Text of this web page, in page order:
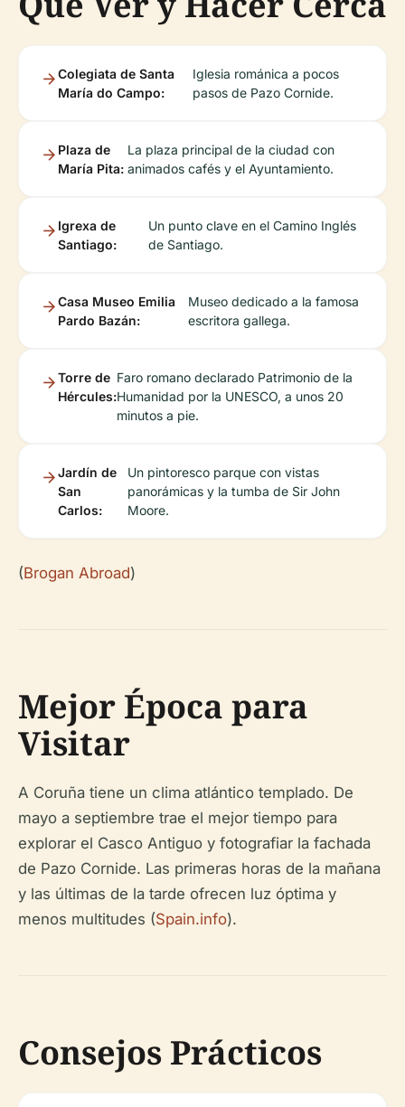
Colegiata de Santa
María do Campo:
Iglesia románica a pocos
pasos de Pazo Cornide.
Plaza de
María Pita:
La plaza principal de la ciudad con
animados cafés y el Ayuntamiento.
Igrexa de
Santiago:
Un punto clave en el Camino Inglés
de Santiago.
Casa Museo Emilia
Pardo Bazán:
Museo dedicado a la famosa
escritora gallega.
Torre de
Hércules:
Faro romano declarado Patrimonio de la
Humanidad por la UNESCO, a unos 20
minutos a pie.
Jardín de
San
Carlos:
Un pintoresco parque con vistas
panorámicas y la tumba de Sir John
Moore.
(Brogan Abroad)
Mejor Época para
Visitar
A Coruña tiene un clima atlántico templado. De
mayo a septiembre trae el mejor tiempo para
explorar el Casco Antiguo y fotografiar la fachada
de Pazo Cornide. Las primeras horas de la mañana
y las últimas de la tarde ofrecen luz óptima y
menos multitudes (Spain.info).
Consejos Prácticos